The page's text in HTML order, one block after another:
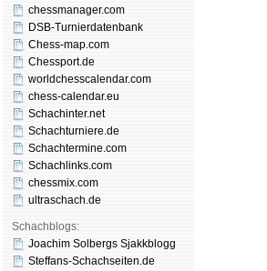
chessmanager.com
DSB-Turnierdatenbank
Chess-map.com
Chessport.de
worldchesscalendar.com
chess-calendar.eu
Schachinter.net
Schachturniere.de
Schachtermine.com
Schachlinks.com
chessmix.com
ultraschach.de
Schachblogs:
Joachim Solbergs Sjakkblogg
Steffans-Schachseiten.de